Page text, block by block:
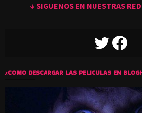
↓ SIGUENOS EN NUESTRAS
TWITTERFACEBOOK
¿COMO DESCARGAR LAS PELICULAS EN